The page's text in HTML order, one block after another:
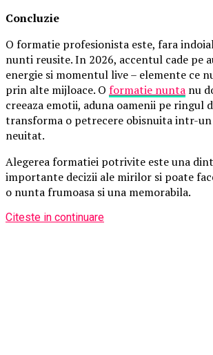
Concluzie
O formatie profesionista este, fara
nunti reusite. In 2026, accentul cade pe
energie si momentul live – elemente ce
prin alte mijloace. O formatie nunta nu
creeaza emotii, aduna oamenii pe ringul
transforma o petrecere obisnuita intr-
neuitat.
Alegerea formatiei potrivite este una
importante decizii ale mirilor si poate
o nunta frumoasa si una memorabila.
Citeste in continuare